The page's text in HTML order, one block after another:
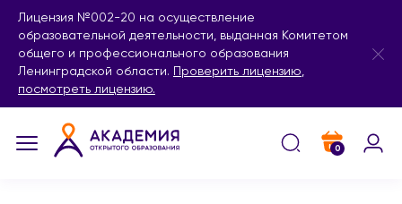
Лицензия №002-20 на осуществление
образовательной деятельности, выданная Комитетом
общего и профессионального образования
Ленинградской области.
Проверить лицензию,
посмотреть лицензию.
0